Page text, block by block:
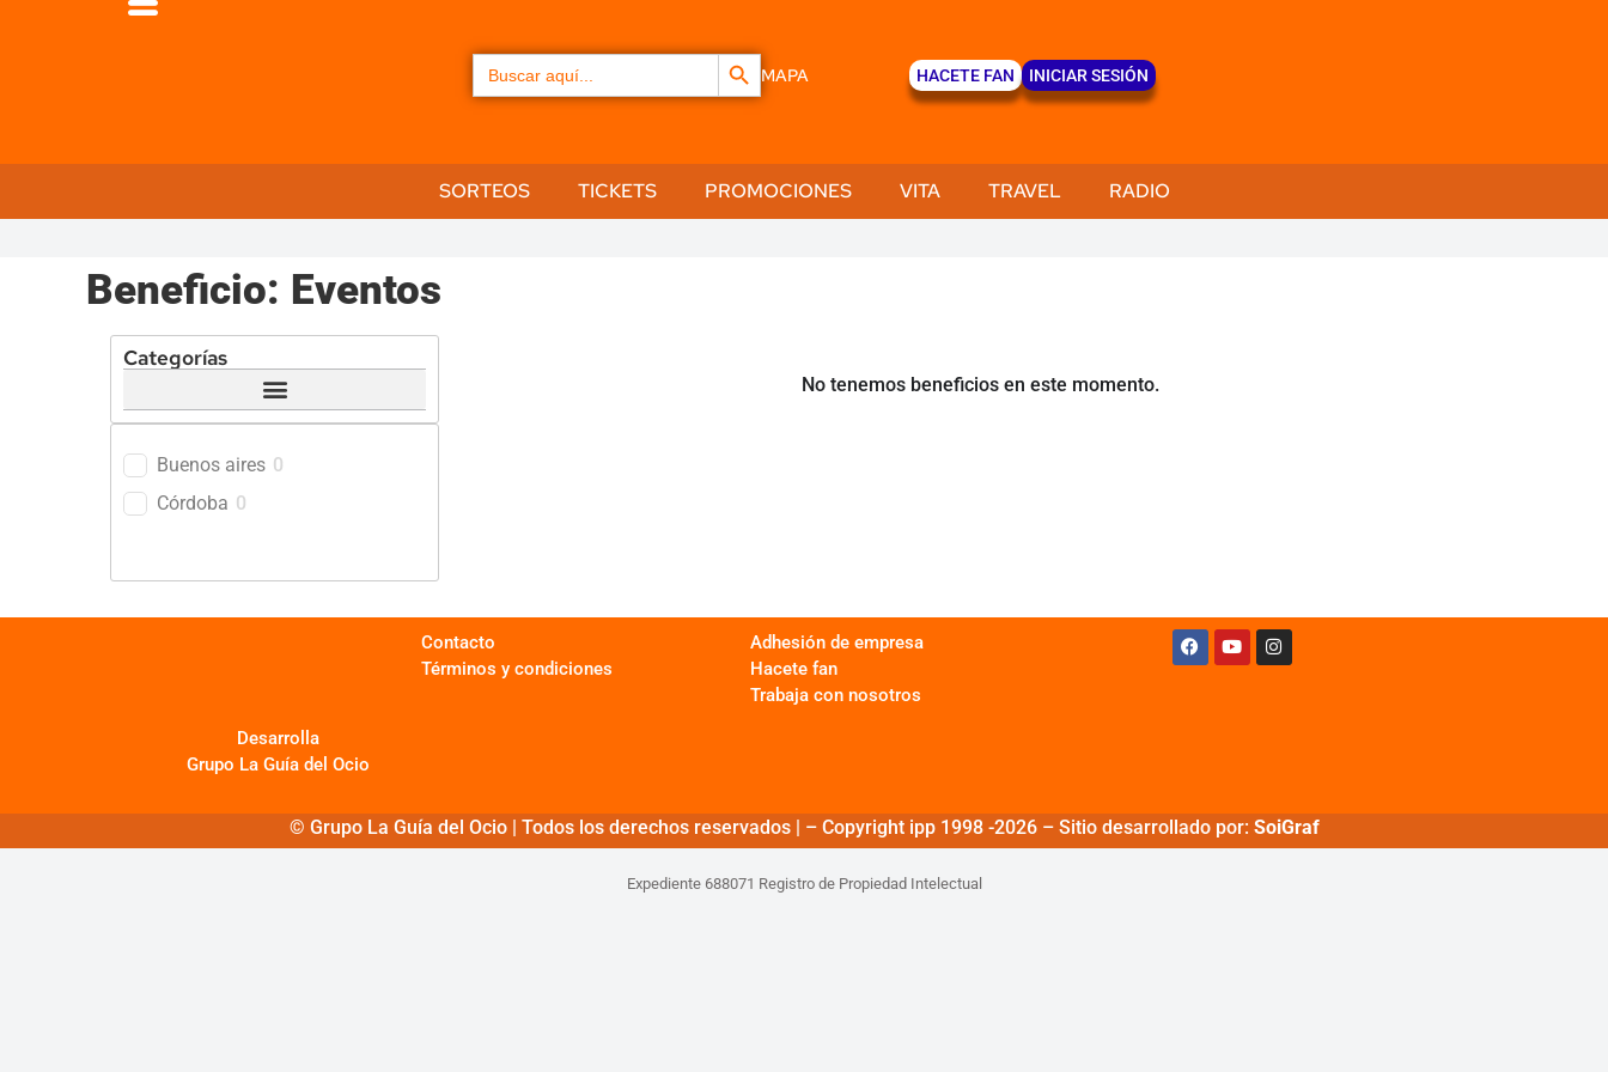
Buscar: Botón de búsqueda
MAPA HACETE FAN INICIAR SESIÓN
SORTEOS TICKETS PROMOCIONES VITA TRAVEL RADIO
Beneficio: Eventos
Categorías
Bienestar
Entretenimiento
Buenos aires 0
Córdoba 0
No tenemos beneficios en este momento.
Desarrolla
Grupo La Guía del Ocio
Contacto
Términos y condiciones
Adhesión de empresa
Hacete fan
Trabaja con nosotros
© Grupo La Guía del Ocio | Todos los derechos reservados | – Copyright ipp 1998 -2026 – Sitio desarrollado por: SoiGraf
Expediente 688071 Registro de Propiedad Intelectual